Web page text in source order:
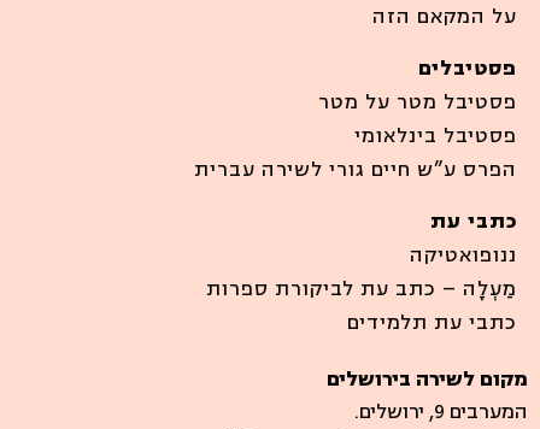
על המקאם הזה
פסטיבלים
פסטיבל מטר על מטר
פסטיבל בינלאומי
הפרס ע”ש חיים גורי לשירה עברית
כתבי עת
ננופואטיקה
מַעְלָה – כתב עת לביקורת ספרות
כתבי עת תלמידים
מקום לשירה בירושלים
המערבים 9, ירושלים.